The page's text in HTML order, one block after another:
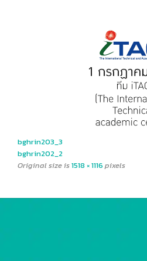
bghrin203_3
bghrin202_2
Original size is1518 × 1116 pixels